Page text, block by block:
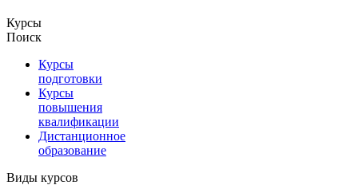
Курсы
Поиск
Курсы
подготовки
Курсы
повышения
квалификации
Дистанционное
образование
Виды курсов